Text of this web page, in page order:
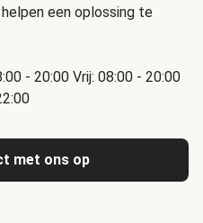
een oplossing te
- 20:00 Vrij: 08:00 - 20:00
met ons op